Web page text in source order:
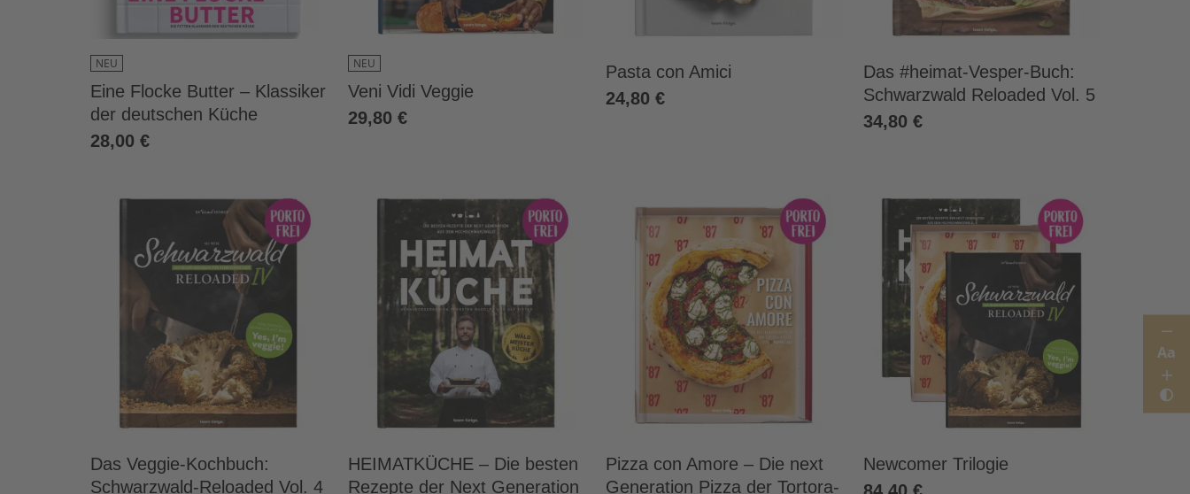
Aa
NEU
Eine Flocke Butter – Klassiker
der deutschen Küche
28,00 €
NEU
Veni Vidi Veggie
29,80 €
Pasta con Amici
24,80 €
Das #heimat-Vesper-Buch:
Schwarzwald Reloaded Vol. 5
34,80 €
Das Veggie-Kochbuch:
Schwarzwald-Reloaded Vol. 4
HEIMATKÜCHE – Die besten
Rezepte der Next Generation
Pizza con Amore – Die next
Generation Pizza der Tortora-
Newcomer Trilogie